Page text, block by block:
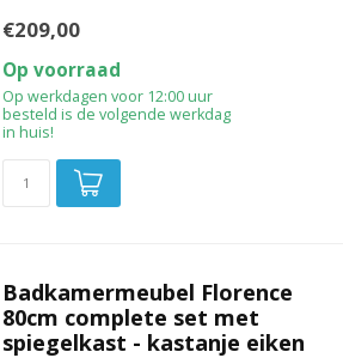
€209,00
Op voorraad
Op werkdagen voor 12:00 uur
besteld is de volgende werkdag
in huis!
Badkamermeubel Florence
80cm complete set met
spiegelkast - kastanje eiken